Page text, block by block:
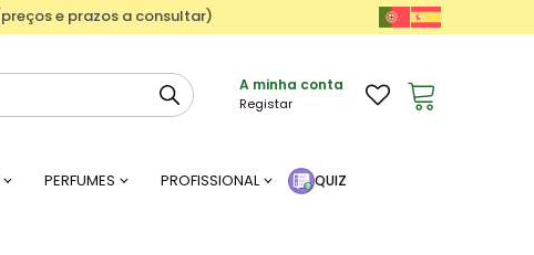
e prazos a consultar)
A minha conta
Registar
PERFUMES PROFISSIONAL QUIZ